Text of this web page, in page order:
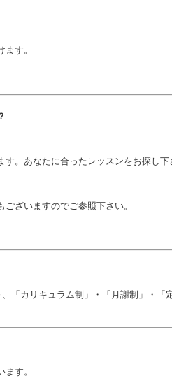
す。
。あなたに合ったレッスンをお探し下
ざいますのでご参照下さい。
「カリキュラム制」・「月謝制」・「
す。